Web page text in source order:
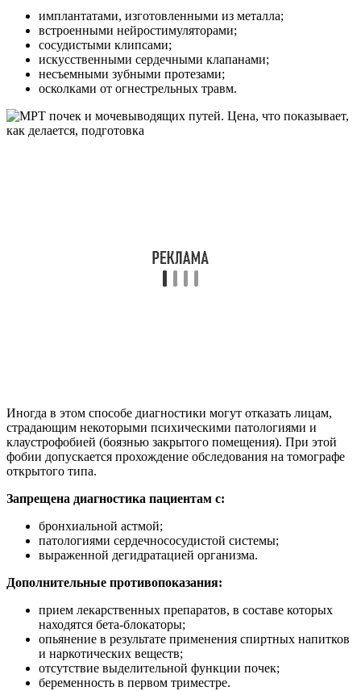
имплантатами, изготовленными из металла;
встроенными нейростимуляторами;
сосудистыми клипсами;
искусственными сердечными клапанами;
несъемными зубными протезами;
осколками от огнестрельных травм.
Иногда в этом способе диагностики могут отказать лицам,
страдающим некоторыми психическими патологиями и
клаустрофобией (боязнью закрытого помещения). При этой
фобии допускается прохождение обследования на томографе
открытого типа.
Запрещена диагностика пациентам с:
бронхиальной астмой;
патологиями сердечнососудистой системы;
выраженной дегидратацией организма.
Дополнительные противопоказания:
прием лекарственных препаратов, в составе которых
находятся бета-блокаторы;
опьянение в результате применения спиртных напитков
и наркотических веществ;
отсутствие выделительной функции почек;
беременность в первом триместре.